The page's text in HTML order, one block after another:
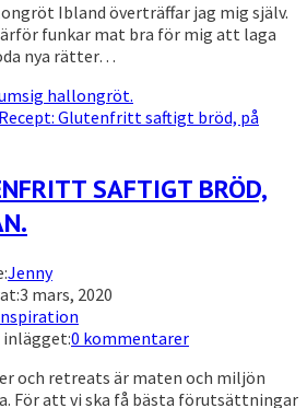
Ibland överträffar jag mig själv.
funkar mat bra för mig att laga
nya rätter…
hallongröt.
SAFTIGT BRÖD,
Jenny
3 mars, 2020
0 kommentarer
och retreats är maten och miljön
För att vi ska få bästa förutsättningar